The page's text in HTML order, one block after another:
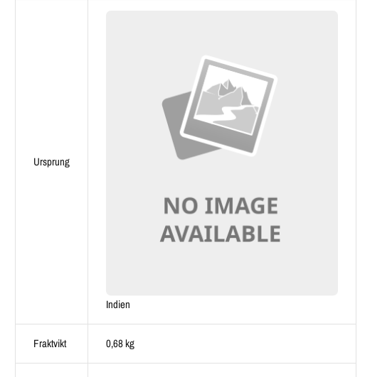
Ursprung
Indien
Fraktvikt 0,68 kg